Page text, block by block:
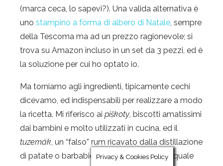
(marca ceca, lo sapevi?). Una valida alternativa è
uno stampino a forma di albero di Natale , sempre
della Tescoma ma ad un prezzo ragionevole; si
trova su Amazon incluso in un set da 3 pezzi, ed è
la soluzione per cui ho optato io.
Ma torniamo agli ingredienti, tipicamente cechi
dicevamo, ed indispensabili per realizzare a modo
la ricetta. Mi riferisco ai piškoty, biscotti amatissimi
dai bambini e molto utilizzati in cucina, ed il
tuzemák, un “falso” rum ricavato dalla distillazione
di patate o barbabietole da zucchero (sul quale
Privacy & Cookies Policy